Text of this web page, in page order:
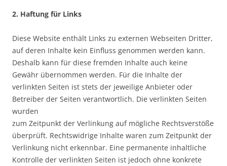
2. Haftung für Links
Diese Website enthält Links zu externen Webseiten Dritter,
auf deren Inhalte kein Einfluss genommen werden kann.
Deshalb kann für diese fremden Inhalte auch keine
Gewähr übernommen werden. Für die Inhalte der
verlinkten Seiten ist stets der jeweilige Anbieter oder
Betreiber der Seiten verantwortlich. Die verlinkten Seiten
wurden
zum Zeitpunkt der Verlinkung auf mögliche Rechtsverstöße
überprüft. Rechtswidrige Inhalte waren zum Zeitpunkt der
Verlinkung nicht erkennbar. Eine permanente inhaltliche
Kontrolle der verlinkten Seiten ist jedoch ohne konkrete